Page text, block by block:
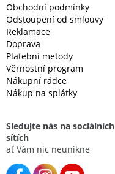
Obchodní podmínky
Odstoupení od smlouvy
Reklamace
Doprava
Platební metody
Věrnostní program
Nákupní rádce
Nákup na splátky
Sledujte nás na sociálních
sítích
ať Vám nic neunikne